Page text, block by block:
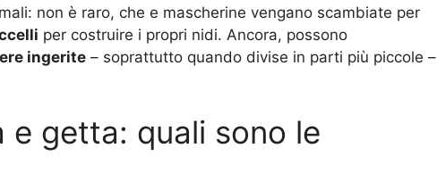
non è raro, che e mascherine vengano scambiate per
per costruire i propri nidi. Ancora, possono
ingerite – soprattutto quando divise in parti più piccole –
e getta: quali sono le